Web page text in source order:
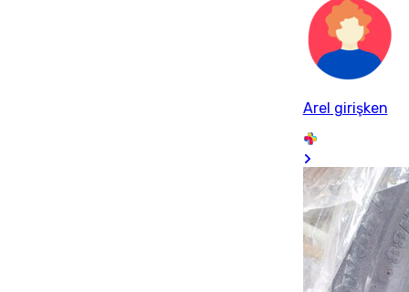
Arel girişken